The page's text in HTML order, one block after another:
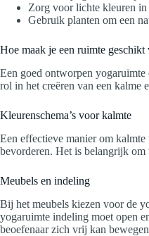
Zorg voor lichte kleuren
Gebruik planten om een
Hoe maak je een ruimte geschikt
Een goed ontworpen yogaruimte
rol in het creëren van een kalme
Kleurenschema’s voor kalmte
Een effectieve manier om kalmte
bevorderen. Het is belangrijk om
Meubels en indeling
Bij het meubels kiezen voor de
yogaruimte indeling moet open
beoefenaar zich vrij kan